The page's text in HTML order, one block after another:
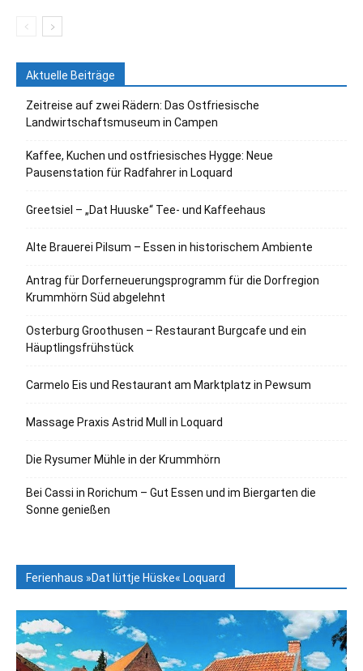
Aktuelle Beiträge
Zeitreise auf zwei Rädern: Das Ostfriesische
Landwirtschaftsmuseum in Campen
Kaffee, Kuchen und ostfriesisches Hygge: Neue
Pausenstation für Radfahrer in Loquard
Greetsiel – „Dat Huuske“ Tee- und Kaffeehaus
Alte Brauerei Pilsum – Essen in historischem Ambiente
Antrag für Dorferneuerungsprogramm für die Dorfregion
Krummhörn Süd abgelehnt
Osterburg Groothusen – Restaurant Burgcafe und ein
Häuptlingsfrühstück
Carmelo Eis und Restaurant am Marktplatz in Pewsum
Massage Praxis Astrid Mull in Loquard
Die Rysumer Mühle in der Krummhörn
Bei Cassi in Rorichum – Gut Essen und im Biergarten die
Sonne genießen
Ferienhaus »Dat lüttje Hüske« Loquard